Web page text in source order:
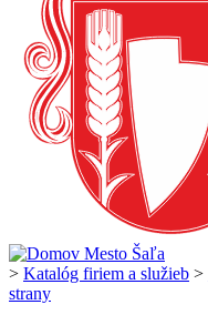
> Katalóg firiem a služieb >
strany